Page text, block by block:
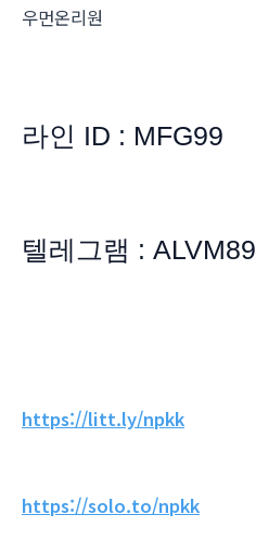
우먼온리원
라인 ID : MFG99
텔레그램 : ALVM89
https://litt.ly/npkk
https://solo.to/npkk